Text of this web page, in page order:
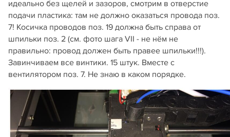
идеально без щелей и зазоров, смотрим в отверстие
подачи пластика: там не должно оказаться провода поз.
7! Косичка проводов поз. 19 должна быть справа от
шпильки поз. 2 (см. фото шага VII - не нём не
правильно: провод должен быть правее шпильки!!!).
Завинчиваем все винтики. 15 штук. Вместе с
вентилятором поз. 7. Не знаю в каком порядке.